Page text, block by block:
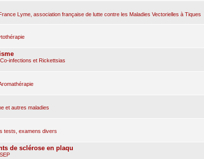
Lyme, association française de lutte contre les Maladies Vectorielles à Tiques
Co-infections et Rickettsias
et autres maladies
tests, examens divers
de sclérose en plaqu